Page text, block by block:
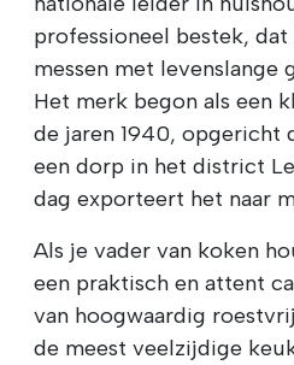
professioneel bestek, dat
messen met levenslange
Het merk begon als een
de jaren 1940, opgericht
een dorp in het district
dag exporteert het naar
Als je vader van koken
een praktisch en attent
van hoogwaardig
de meest veelzijdige